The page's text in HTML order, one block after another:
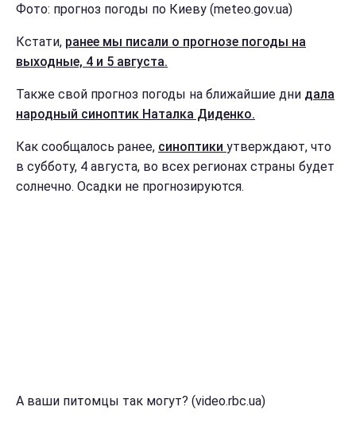
Фото: прогноз погоды по Киеву (meteo.gov.ua)
Кстати, ранее мы писали о прогнозе погоды на
выходные, 4 и 5 августа.
Также свой прогноз погоды на ближайшие дни дала
народный синоптик Наталка Диденко.
Как сообщалось ранее, синоптики утверждают, что
в субботу, 4 августа, во всех регионах страны будет
солнечно. Осадки не прогнозируются.
А ваши питомцы так могут? (video.rbc.ua)